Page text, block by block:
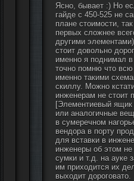
Ясно, бывает :) Но
гайде с 450-525 не
плане стоимости,
первых сложнее
другими
стоит довольно
именно я поднимал
точно помню что
именно такими
скиллу. Можно
инженерам не стоит
[Элементиевый ящик
или аналогичные
в сумеречном
вендора в порту
для вставки в
инженеры об этом
сумки и т.д. на ауке
им приходится их
выходит дороговато.